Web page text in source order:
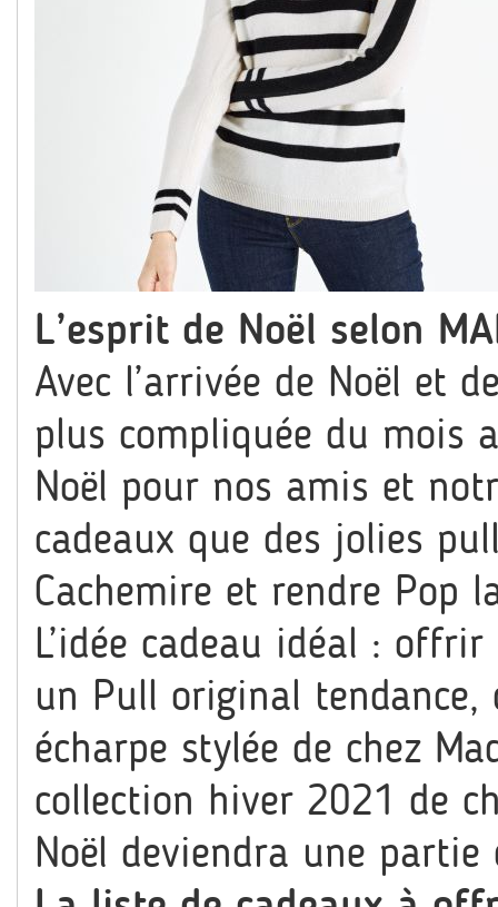
L’esprit de Noël selon
Avec l’arrivée de Noël et
plus compliquée du mois
Noël pour nos amis et
cadeaux que des jolies
Cachemire et rendre Pop
L’idée cadeau idéal :
un Pull original
écharpe stylée de chez
collection hiver 2021 de
Noël deviendra une